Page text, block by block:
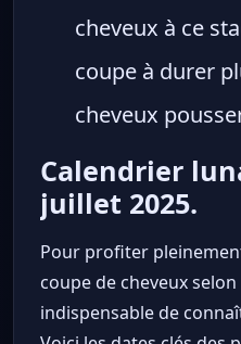
cheveux à ce
coupe à durer
cheveux
Calendrier
juillet 2025.
Pour profiter
coupe de cheveux
indispensable de